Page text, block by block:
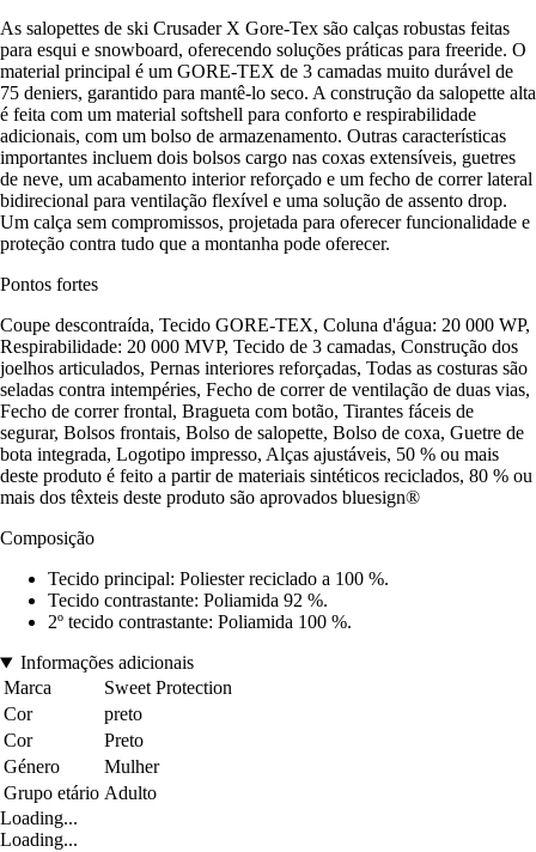
As salopettes de ski Crusader X Gore-Tex são calças robustas feitas
para esqui e snowboard, oferecendo soluções práticas para freeride. O
material principal é um GORE-TEX de 3 camadas muito durável de
75 deniers, garantido para mantê-lo seco. A construção da salopette alta
é feita com um material softshell para conforto e respirabilidade
adicionais, com um bolso de armazenamento. Outras características
importantes incluem dois bolsos cargo nas coxas extensíveis, guetres
de neve, um acabamento interior reforçado e um fecho de correr lateral
bidirecional para ventilação flexível e uma solução de assento drop.
Um calça sem compromissos, projetada para oferecer funcionalidade e
proteção contra tudo que a montanha pode oferecer.
Pontos fortes
Coupe descontraída, Tecido GORE-TEX, Coluna d'água: 20 000 WP,
Respirabilidade: 20 000 MVP, Tecido de 3 camadas, Construção dos
joelhos articulados, Pernas interiores reforçadas, Todas as costuras são
seladas contra intempéries, Fecho de correr de ventilação de duas vias,
Fecho de correr frontal, Bragueta com botão, Tirantes fáceis de
segurar, Bolsos frontais, Bolso de salopette, Bolso de coxa, Guetre de
bota integrada, Logotipo impresso, Alças ajustáveis, 50 % ou mais
deste produto é feito a partir de materiais sintéticos reciclados, 80 % ou
mais dos têxteis deste produto são aprovados bluesign®
Composição
Tecido principal: Poliester reciclado a 100 %.
Tecido contrastante: Poliamida 92 %.
2º tecido contrastante: Poliamida 100 %.
Informações adicionais
Marca
Sweet Protection
Cor
preto
Cor
Preto
Género
Mulher
Grupo etário Adulto
Loading...
Loading...